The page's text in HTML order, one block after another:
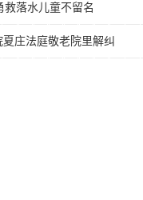
落水儿童不留名
庄法庭敬老院里解纠